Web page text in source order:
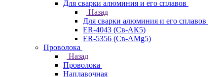
Для сварки алюминия и его сплавов
Назад
Для сварки алюминия и его сплавов
ER-4043 (Св-АК5)
ER-5356 (Св-АМg5)
Проволока
Назад
Проволока
Наплавочная